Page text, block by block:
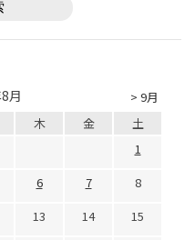
> 9月
月
木 金
土
1
6 7
8
13 14
15